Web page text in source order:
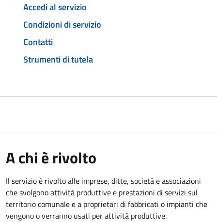
Accedi al servizio
Condizioni di servizio
Contatti
Strumenti di tutela
A chi è rivolto
Il servizio è rivolto alle imprese, ditte, società e associazioni
che svolgono attività produttive e prestazioni di servizi sul
territorio comunale e a proprietari di fabbricati o impianti che
vengono o verranno usati per attività produttive.